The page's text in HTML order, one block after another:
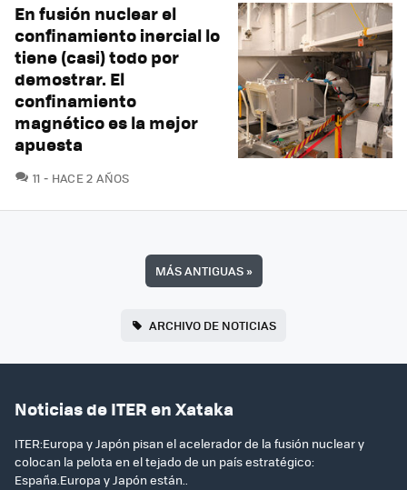
En fusión nuclear el
confinamiento inercial lo
tiene (casi) todo por
demostrar. El
confinamiento
magnético es la mejor
apuesta
11 COMENTARIOS
HACE 2 AÑOS
MÁS ANTIGUAS»
ARCHIVO DE NOTICIAS
Noticias de ITER en Xataka
ITER:Europa y Japón pisan el acelerador de la fusión nuclear y
colocan la pelota en el tejado de un país estratégico:
España.Europa y Japón están..